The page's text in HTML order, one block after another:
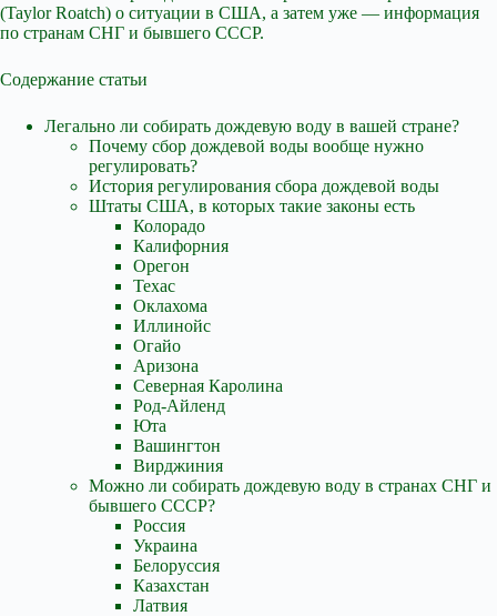
(Taylor Roatch) о ситуации в США, а затем уже — информация
по странам СНГ и бывшего СССР.
Содержание статьи
Легально ли собирать дождевую воду в вашей стране?
Почему сбор дождевой воды вообще нужно
регулировать?
История регулирования сбора дождевой воды
Штаты США, в которых такие законы есть
Колорадо
Калифорния
Орегон
Техас
Оклахома
Иллинойс
Огайо
Аризона
Северная Каролина
Род-Айленд
Юта
Вашингтон
Вирджиния
Можно ли собирать дождевую воду в странах СНГ и
бывшего СССР?
Россия
Украина
Белоруссия
Казахстан
Латвия